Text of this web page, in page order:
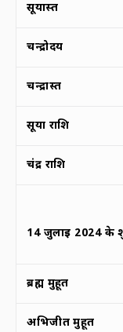
सूर्यास्त
चन्द्रोदय
चन्द्रास्त
सूर्या राशि
चंद्र राशि
14 जुलाई 2024 के
ब्रह्म मुहूर्त
अभिजीत मुहूर्त